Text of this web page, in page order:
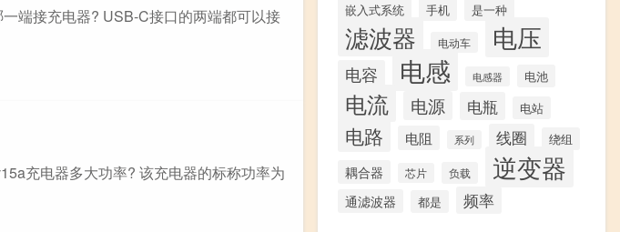
端接充电器? USB-C接口的两端都可以接
充电器多大功率? 该充电器的标称功率为
嵌入式系统 手机 是一种
滤波器 电动车 电压
电容 电感 电感器 电池
电流 电源 电瓶 电站
电路 电阻 系列 线圈 绕组
耦合器 芯片 负载 逆变器
通滤波器 都是 频率